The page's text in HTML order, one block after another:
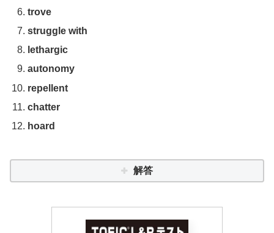
trove
struggle with
lethargic
autonomy
repellent
chatter
hoard
解答